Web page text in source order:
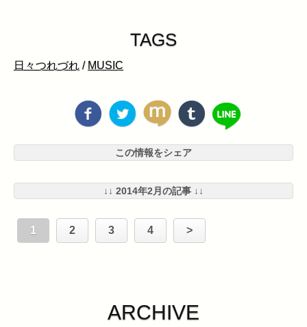
TAGS
日々つれづれ / MUSIC
この情報をシェア
↓↓ 2014年2月の記事 ↓↓
1 2 3 4 >
ARCHIVE